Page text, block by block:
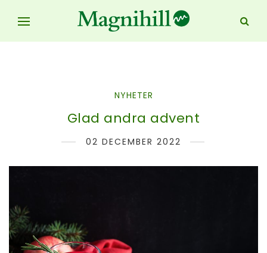
NYHETER
Glad andra advent
02 DECEMBER 2022